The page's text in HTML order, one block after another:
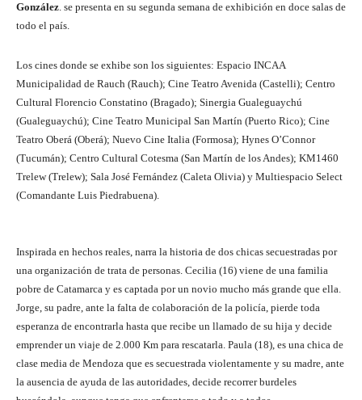
González. se presenta en su segunda semana de exhibición en doce salas de
todo el país.
Los cines donde se exhibe son los siguientes: Espacio INCAA
Municipalidad de Rauch (Rauch); Cine Teatro Avenida (Castelli); Centro
Cultural Florencio Constatino (Bragado); Sinergia Gualeguaychú
(Gualeguaychú); Cine Teatro Municipal San Martín (Puerto Rico); Cine
Teatro Oberá (Oberá); Nuevo Cine Italia (Formosa); Hynes O’Connor
(Tucumán); Centro Cultural Cotesma (San Martín de los Andes); KM1460
Trelew (Trelew); Sala José Fernández (Caleta Olivia) y Multiespacio Select
(Comandante Luis Piedrabuena).
Inspirada en hechos reales, narra la historia de dos chicas secuestradas por
una organización de trata de personas. Cecilia (16) viene de una familia
pobre de Catamarca y es captada por un novio mucho más grande que ella.
Jorge, su padre, ante la falta de colaboración de la policía, pierde toda
esperanza de encontrarla hasta que recibe un llamado de su hija y decide
emprender un viaje de 2.000 Km para rescatarla. Paula (18), es una chica de
clase media de Mendoza que es secuestrada violentamente y su madre, ante
la ausencia de ayuda de las autoridades, decide recorrer burdeles